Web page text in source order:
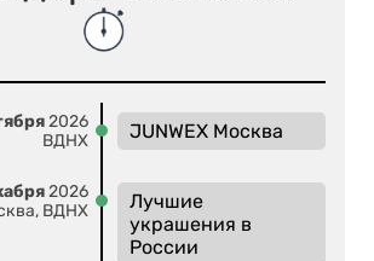
2026
ВДНХ
JUNWEX Москва
2026
ВДНХ
Лучшие
украшения в
России